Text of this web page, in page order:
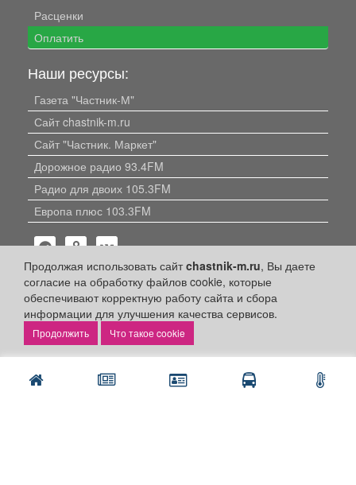
Продолжая использовать сайтchastnik-m.ru, Вы даете
согласие на обработку файлов cookie, которые
обеспечивают корректную работу сайта и сбора
информации для улучшения качества сервисов.
Что такое cookie
Расценки
Оплатить
Наши ресурсы:
Газета "Частник-М"
Сайт chastnik-m.ru
Сайт "Частник. Маркет"
Дорожное радио 93.4FM
Радио для двоих 105.3FM
Европа плюс 103.3FM
Политика конфиденциальности
Публикации с пометкой «Реклама», «На правах рекламы»,
«Партнёрский проект» оплачены рекламодателем.
Редакция сайта не несет ответственности за достоверность
информации, содержащейся в рекламных материалах и